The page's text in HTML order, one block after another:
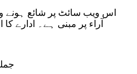
اس ویب سائٹ پر شائع ہونے
آراء پر مبنی ہے۔ ادارے